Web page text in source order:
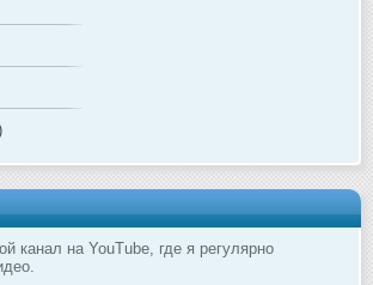
канал на YouTube, где я регулярно